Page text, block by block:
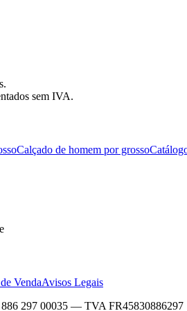
sem IVA.
Calçado de homem por grosso
VendaAvisos Legais
297 00035 — TVA FR45830886297